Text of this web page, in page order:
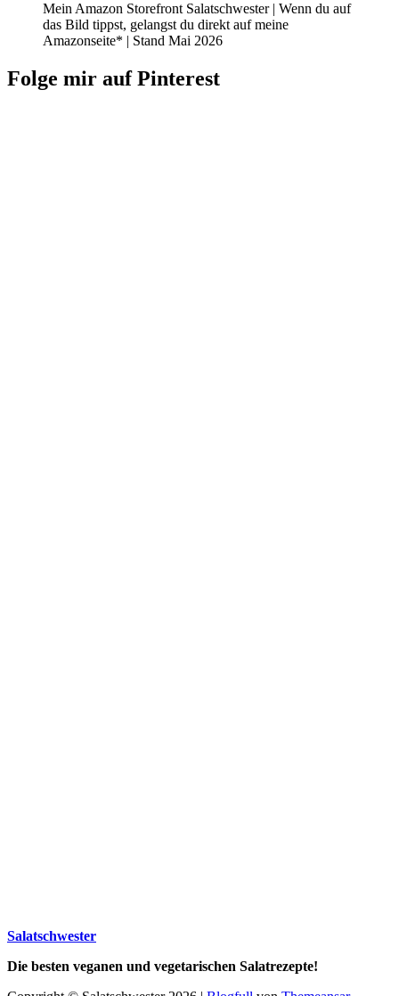
Mein Amazon Storefront Salatschwester | Wenn du auf
das Bild tippst, gelangst du direkt auf meine
Amazonseite* | Stand Mai 2026
Folge mir auf Pinterest
Salatschwester
Die besten veganen und vegetarischen Salatrezepte!